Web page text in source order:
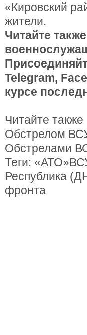
«Кировский
жители.
Читайте
Telegram,
курсе
Читайте также
Обстрелом
Обстрелами
Теги:
Республика
фронта